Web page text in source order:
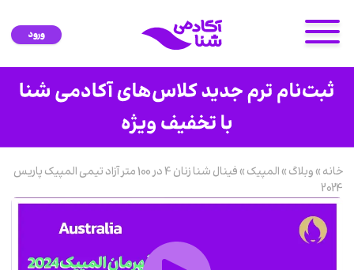
ورود
خانه»وبلاگ»المپیک»
فینال شنا زنان 4 در 100 متر آزاد تیمی المپیک پاریس
2024